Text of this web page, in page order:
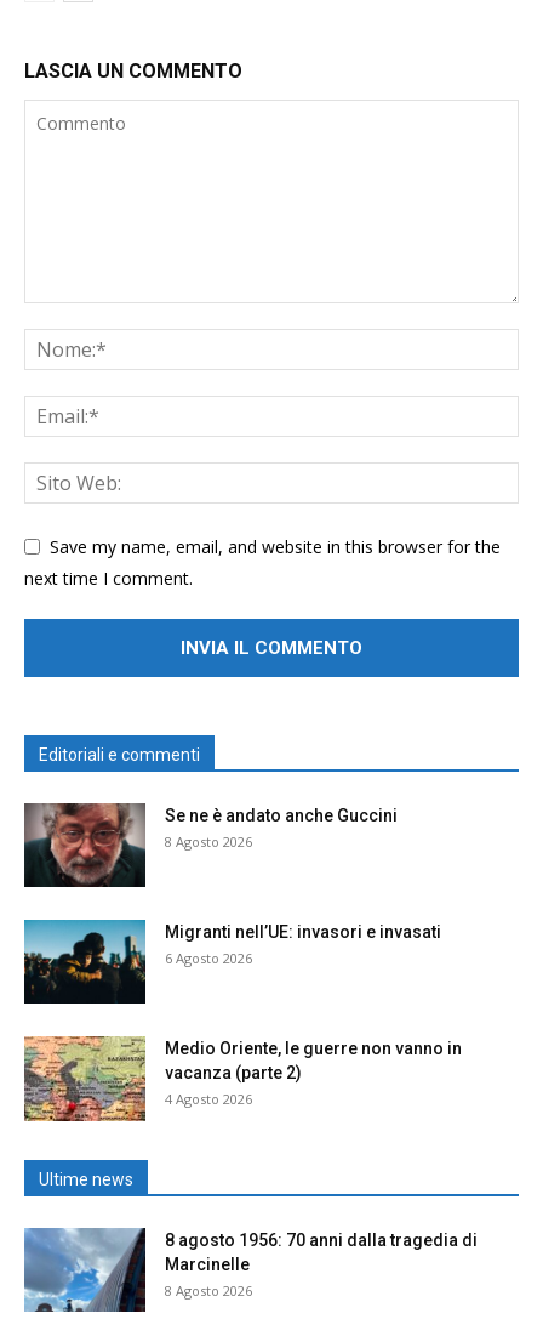
LASCIA UN COMMENTO
Save my name, email, and website in this browser for the
next time I comment.
Editoriali e commenti
Se ne è andato anche Guccini
8 Agosto 2026
Migranti nell’UE: invasori e invasati
6 Agosto 2026
Medio Oriente, le guerre non vanno in
vacanza (parte 2)
4 Agosto 2026
Ultime news
8 agosto 1956: 70 anni dalla tragedia di
Marcinelle
8 Agosto 2026